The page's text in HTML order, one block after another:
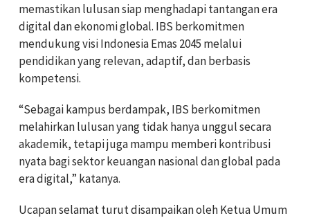
memastikan lulusan siap menghadapi tantangan era
digital dan ekonomi global. IBS berkomitmen
mendukung visi Indonesia Emas 2045 melalui
pendidikan yang relevan, adaptif, dan berbasis
kompetensi.
“Sebagai kampus berdampak, IBS berkomitmen
melahirkan lulusan yang tidak hanya unggul secara
akademik, tetapi juga mampu memberi kontribusi
nyata bagi sektor keuangan nasional dan global pada
era digital,” katanya.
Ucapan selamat turut disampaikan oleh Ketua Umum